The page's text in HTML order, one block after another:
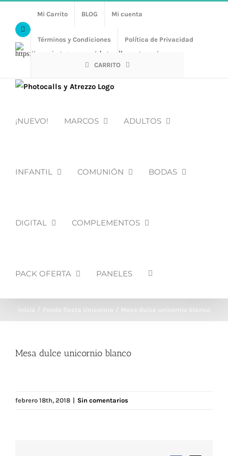
contenidoFacebook
Https://www.instagram.com/photocalls_y_atrezzo/
Mi Carrito BLOG Mi cuenta
Términos y Condiciones Política de Privacidad
CARRITO
¡NUEVO! MARCOS ADULTOS
INFANTIL COMUNIÓN BODAS
DIGITAL COMPLEMENTOS
PACK OFERTA PANELES
Inicio Fondo fiesta Unicornio Mesa dulce unicornio blanco
Mesa dulce unicornio blanco
febrero 18th, 2018 | Sin comentarios